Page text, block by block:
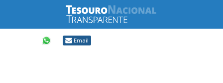
CompartilharEmail